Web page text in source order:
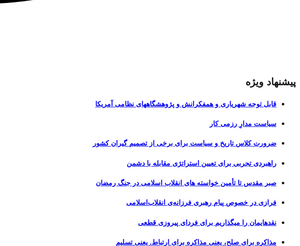
پیشنهاد ویژه
قابل توجه شهریاری و همفکرانش و پژوهشگاههای نظامی آمریکا
سیاست مدارِ رزمی کار
ضرورت کلاس تاریخ و سیاست برای برخی از تصمیم گیران کشور
راهبردی تجربی برای تعیین استراتژی مقابله با دشمن
صبر مقدس تا تأمین خواسته های انقلاب اسلامی در جنگ رمضان
فرازی در خصوص پیام رهبری فرزانه‌ی انقلاب‌اسلامی
نقدهایمان را میگذاریم برای فردای پیروزی قطعی
مذاکره برای صلح، یعنی مذاکره برای ارتباط. یعنی تسلیم